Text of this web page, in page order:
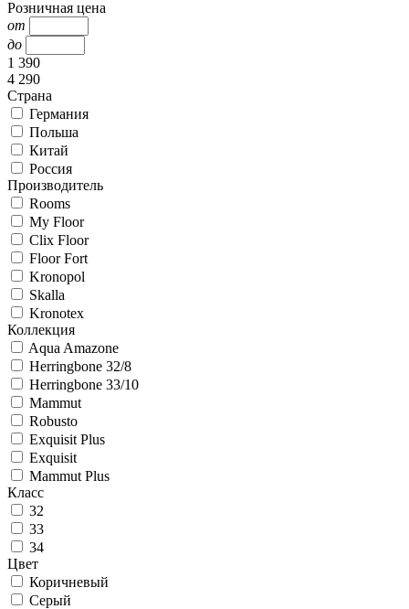
Розничная цена
от
до
1 390
4 290
Страна
Германия
Польша
Китай
Россия
Производитель
Rooms
My Floor
Clix Floor
Floor Fort
Kronopol
Skalla
Kronotex
Коллекция
Aqua Amazone
Herringbone 32/8
Herringbone 33/10
Mammut
Robusto
Exquisit Plus
Exquisit
Mammut Plus
Класс
32
33
34
Цвет
Коричневый
Серый